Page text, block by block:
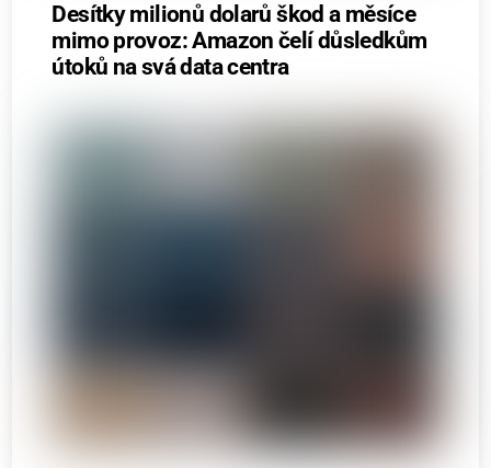
Desítky milionů dolarů škod a měsíce
mimo provoz: Amazon čelí důsledkům
útoků na svá data centra